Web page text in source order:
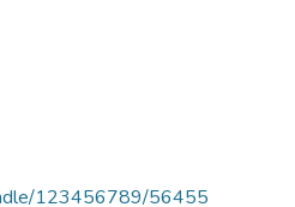
123456789/56455